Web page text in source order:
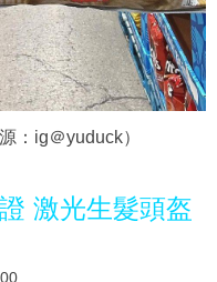
：ig＠yuduck）
激光生髮頭盔